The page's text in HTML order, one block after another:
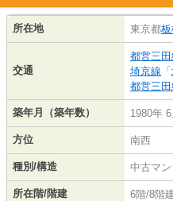
所在地 東京都
交通
都営三田
埼京線 「
都営三田
築年月（築年数） 1980年 6
方位 南西
種別/構造 中古マ
所在階/階建 6階/8階